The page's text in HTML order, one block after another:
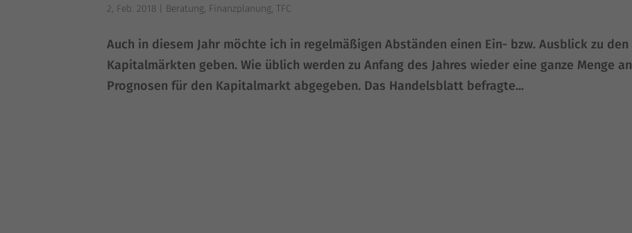
2, Feb. 2018 Beratung, Finanzplanung,TFC
Auch in die­sem Jahr möch­te ich in regel­mä­ßi­gen Abstän­den einen Ein- bzw. Aus­blick zu den
Kapi­tal­märk­ten geben. Wie üblich wer­den zu Anfang des Jah­res wie­der eine gan­ze Men­ge an
Pro­gno­sen für den Kapi­tal­markt abge­ge­ben. Das Han­dels­blatt befrag­te...